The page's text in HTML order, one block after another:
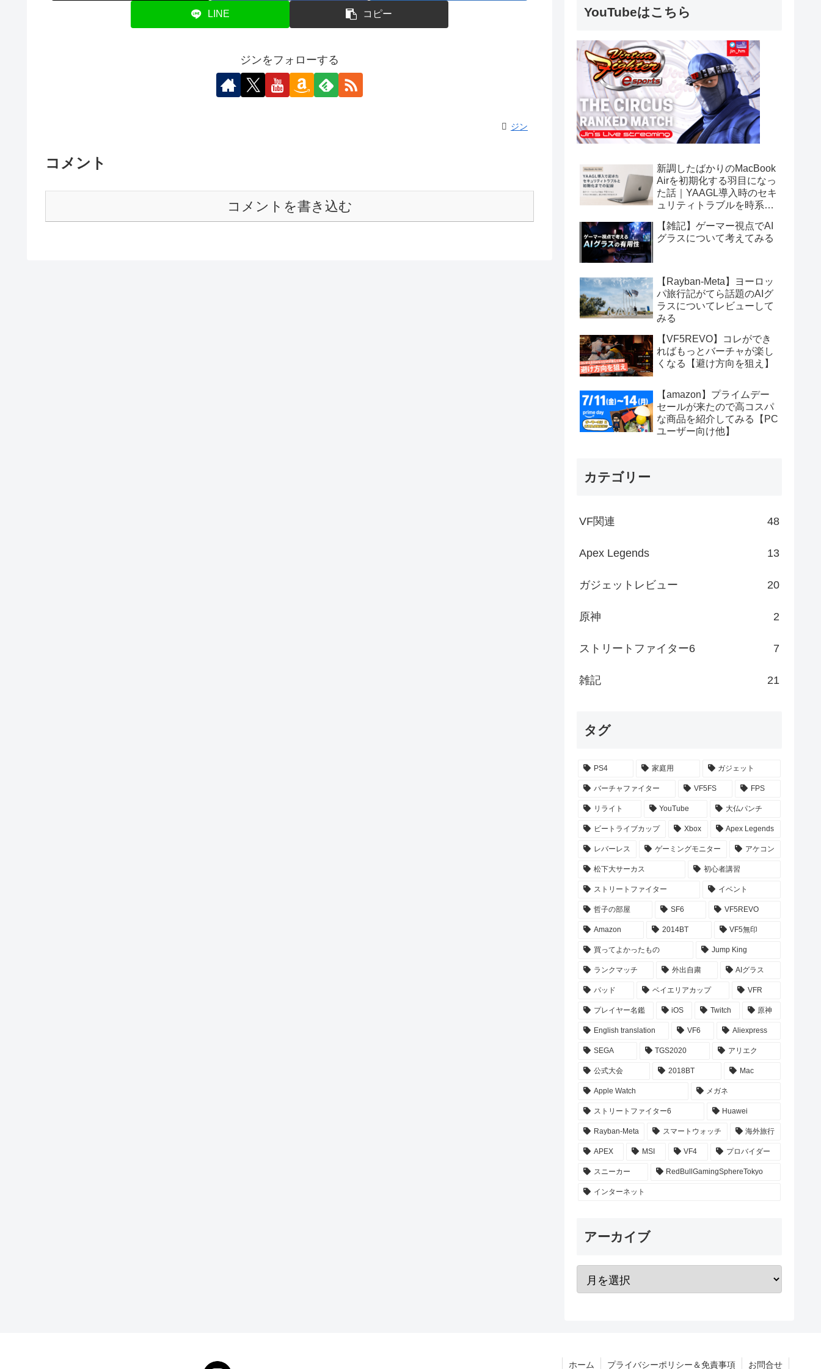
LINE コピー
ジンをフォローする
ジン
コメント
コメントを書き込む
YouTubeはこちら
新調したばかりのMacBook
Airを初期化する羽目になっ
た話｜YAAGL導入時のセキ
ュリティトラブルを時系列
【雑記】ゲーマー視点でAI
グラスについて考えてみる
【Rayban-Meta】ヨーロッ
パ旅行記がてら話題のAIグ
ラスについてレビューして
みる
【VF5REVO】コレができ
ればもっとバーチャが楽し
くなる【避け方向を狙え】
【amazon】プライムデー
セールが来たので高コスパ
な商品を紹介してみる【PC
ユーザー向け他】
カテゴリー
VF関連 48
Apex Legends 13
ガジェットレビュー 20
原神 2
ストリートファイター6 7
雑記 21
タグ
PS4 家庭用 ガジェット
バーチャファイター VF5FS FPS
リライト YouTube 大仏パンチ
ビートライブカップ Xbox Apex Legends
レバーレス ゲーミングモニター アケコン
松下大サーカス 初心者講習
ストリートファイター イベント
哲子の部屋 SF6 VF5REVO
Amazon 2014BT VF5無印
買ってよかったもの Jump King
ランクマッチ 外出自粛 AIグラス
パッド ベイエリアカップ VFR
プレイヤー名鑑 iOS Twitch 原神
English translation VF6 Aliexpress
SEGA TGS2020 アリエク
公式大会 2018BT Mac
Apple Watch メガネ
ストリートファイター6 Huawei
Rayban-Meta スマートウォッチ 海外旅行
APEX MSI VF4 プロバイダー
スニーカー RedBullGamingSphereTokyo
インターネット
アーカイブ
ホーム プライバシーポリシー＆免責事項 お問合せ